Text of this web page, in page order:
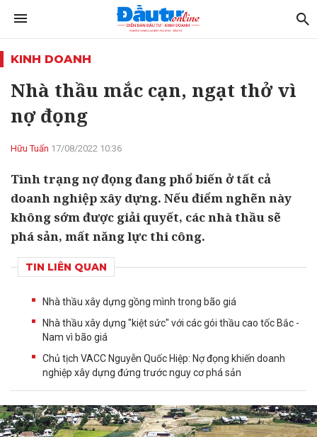
KINH DOANH
Nhà thầu mắc cạn, ngạt thở vì
nợ đọng
Hữu Tuấn 17/08/2022 10:36
Tình trạng nợ đọng đang phổ biến ở tất cả
doanh nghiệp xây dựng. Nếu điểm nghẽn này
không sớm được giải quyết, các nhà thầu sẽ
phá sản, mất năng lực thi công.
TIN LIÊN QUAN
Nhà thầu xây dựng gồng mình trong bão giá
Nhà thầu xây dựng "kiệt sức" với các gói thầu cao tốc Bắc -
Nam vì bão giá
Chủ tịch VACC Nguyễn Quốc Hiệp: Nợ đọng khiến doanh
nghiệp xây dựng đứng trước nguy cơ phá sản